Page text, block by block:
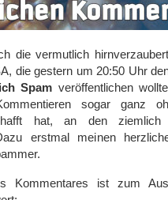
die vermutlich
die gestern um 20:50 Uhr
Spam veröffentlichen
sogar ganz
hat, an den ziemlich
erstmal meinen
Kommentares ist zum